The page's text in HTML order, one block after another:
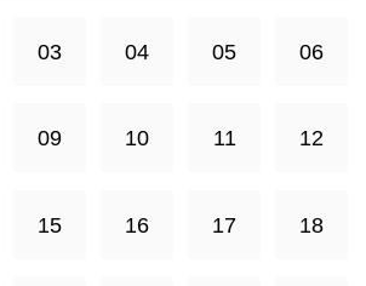
03 04 05 06
09 10 11 12
15 16 17 18